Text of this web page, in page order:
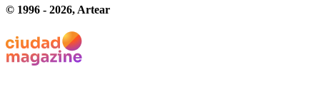
© 1996 - 2026, Artear